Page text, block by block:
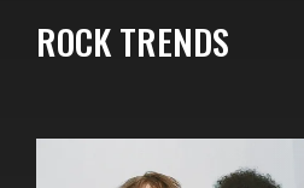
ROCK TRENDS